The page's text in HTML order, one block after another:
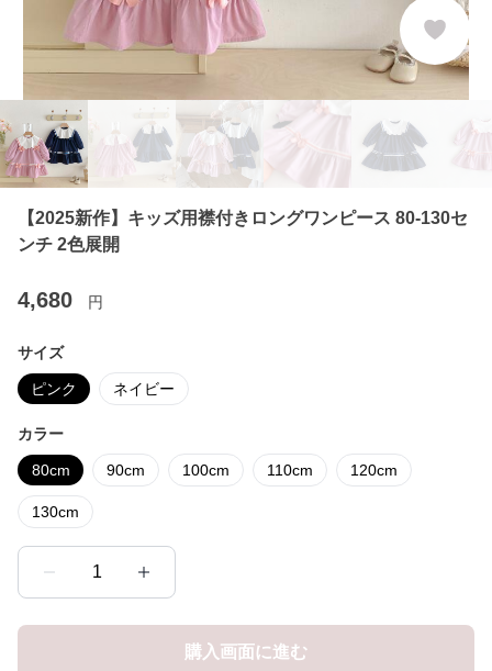
【2025新作】キッズ用襟付きロングワンピース 80-130セ
ンチ 2色展開
4,680 円
サイズ
ピンク ネイビー
カラー
80cm 90cm 100cm 110cm 120cm
130cm
1
購入画面に進む